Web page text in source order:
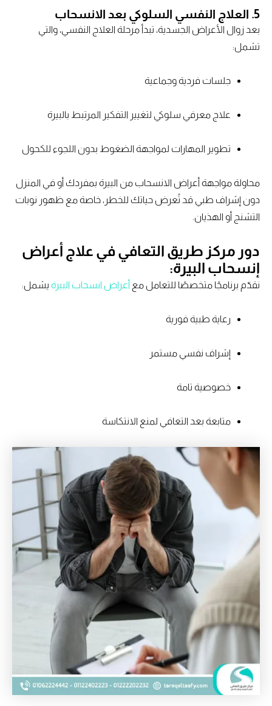
5. العلاج النفسي السلوكي بعد الانسحاب
بعد زوال الأعراض الجسدية، تبدأ مرحلة العلاج النفسي، والتي
تشمل:
جلسات فردية وجماعية
علاج معرفي سلوكي لتغيير التفكير المرتبط بالبيرة
تطوير المهارات لمواجهة الضغوط بدون اللجوء للكحول
محاولة مواجهة أعراض الانسحاب من البيرة بمفردك أو في المنزل
دون إشراف طبي قد تُعرض حياتك للخطر، خاصة مع ظهور نوبات
التشنج أو الهذيان.
دور مركز طريق التعافي في علاج أعراض
إنسحاب البيرة:
نقدّم برنامجًا متخصصًا للتعامل معأعراض انسحاب البيرةيشمل:
رعاية طبية فورية
إشراف نفسي مستمر
خصوصية تامة
متابعة بعد التعافي لمنع الانتكاسة